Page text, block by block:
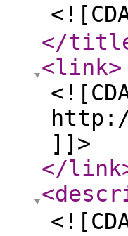
</
<link>
http://
]]>
</link